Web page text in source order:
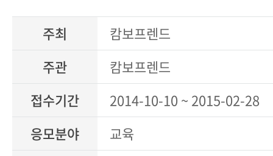
주최
캄보프렌드
주관
캄보프렌드
접수기간
2014-10-10 ~ 2015-02-28
응모분야
교육